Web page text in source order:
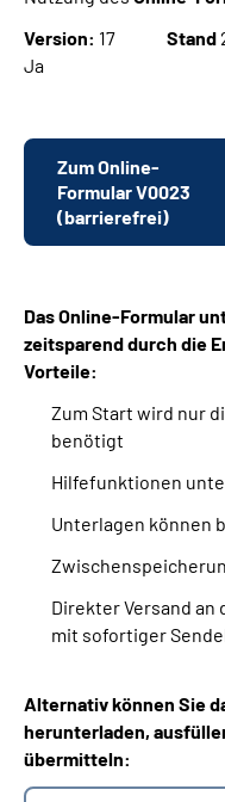
Version: 17 Stand
Ja
Zum Online-
Formular V0023
(barrierefrei)
Das Online-Formular
zeitsparend durch die
Vorteile:
Zum Start wird nur
benötigt
Hilfefunktionen
Unterlagen können
Direkter Versand
mit sofortiger
Alternativ können Sie
herunterladen,
übermitteln: